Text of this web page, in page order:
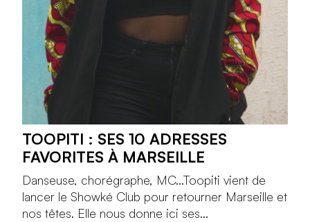
TOOPITI : SES 10 ADRESSES
FAVORITES À MARSEILLE
Danseuse, chorégraphe, MC...Toopiti vient de
lancer le Showké Club pour retourner Marseille et
nos têtes. Elle nous donne ici ses...